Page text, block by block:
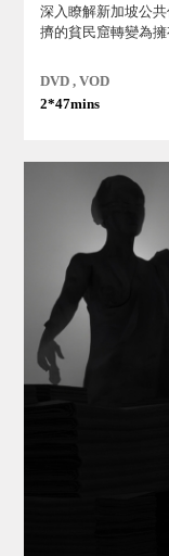
深入瞭解新加坡公
擠的貧民窟轉變為
DVD , VOD
2*47mins